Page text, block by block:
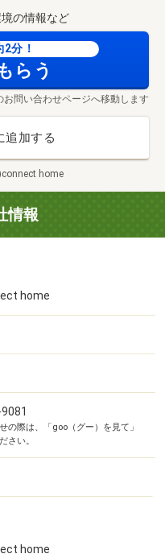
根店まで1720m
の情報など
分！
らう
お問い合わせページへ移動します
追加する
home
情報
home
の際は、「goo（グー）を見て」
さい。
home